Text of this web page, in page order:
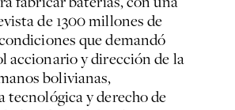
de 1300 millones de
que demandó
accionario y dirección de la
bolivianas,
tecnológica y derecho de